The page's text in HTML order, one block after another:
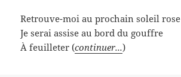
Retrouve-moi au prochain soleil rose
Je serai assise au bord du gouffre
À feuilleter (continuer...)